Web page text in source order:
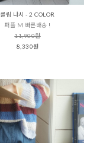
클림 나시 - 2 COLOR
퍼플 M 빠른배송 !
11,900원
8,330원